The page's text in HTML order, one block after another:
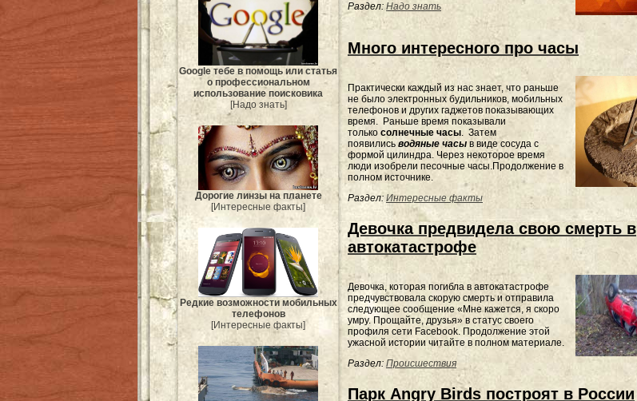
Google тебе в помощь или статья
о профессиональном
использование поисковика
[Надо знать]
Дорогие линзы на планете
[Интересные факты]
Редкие возможности мобильных
телефонов
[Интересные факты]
Раздел: Надо знать
Много интересного про часы
Практически каждый из нас знает, что раньше
не было электронных будильников, мобильных
телефонов и других гаджетов показывающих
время. Раньше время показывали
только солнечные часы. Затем
появились водяные часы в виде сосуда с
формой цилиндра. Через некоторое время
люди изобрели песочные часы.Продолжение в
полном источнике.
Раздел: Интересные факты
Девочка предвидела свою смерть в
автокатастрофе
Девочка, которая погибла в автокатастрофе
предчувствовала скорую смерть и отправила
следующее сообщение «Мне кажется, я скоро
умру. Прощайте, друзья» в статус своего
профиля сети Facebook. Продолжение этой
ужасной истории читайте в полном материале.
Раздел: Происшествия
Парк Angry Birds построят в России